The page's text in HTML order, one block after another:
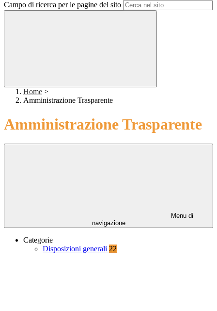
Campo di ricerca per le pagine del sito
Home >
Amministrazione Trasparente
Amministrazione Trasparente
Menu di
navigazione
Categorie
Disposizioni generali 22